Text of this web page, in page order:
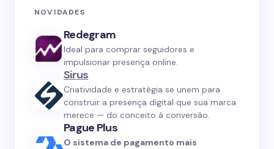
NOVIDADES
Redegram
Ideal para comprar seguidores e
impulsionar presença online.
Sirus
Criatividade e estratégia se unem para
construir a presença digital que sua marca
merece — do conceito à conversão.
Pague Plus
O sistema de pagamento mais